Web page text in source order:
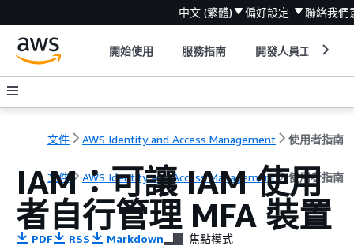
中文 (繁體) 偏好設定 聯絡我們
開始使用 服務指南 開發人員工具
文件 AWS Identity and Access Management 使用者指南
文件 AWS Identity and Access Management 使用者指南
IAM：可讓 IAM 使用
者自行管理 MFA 裝置
PDF RSS Markdown 焦點模式